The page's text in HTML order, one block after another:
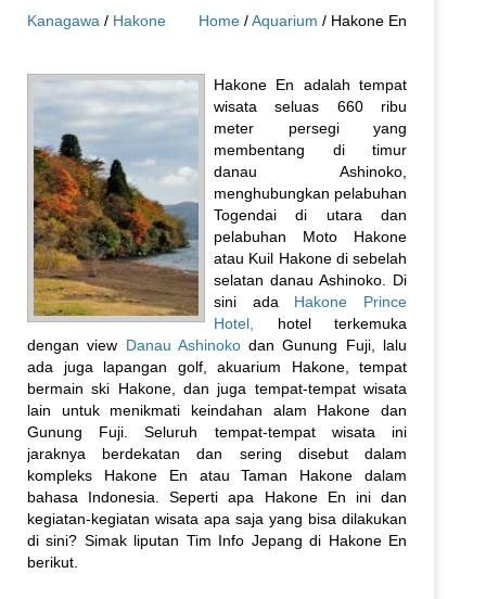
Kanagawa / Hakone Home /Aquarium / Hakone En
Hakone En adalah tempat
wisata seluas 660 ribu
meter persegi yang
membentang di timur
danau Ashinoko,
menghubungkan pelabuhan
Togendai di utara dan
pelabuhan Moto Hakone
atau Kuil Hakone di sebelah
selatan danau Ashinoko. Di
sini ada Hakone Prince
Hotel,
hotel terkemuka
dengan view Danau Ashinokodan Gunung Fuji, lalu
ada juga lapangan golf, akuarium Hakone, tempat
bermain ski Hakone, dan juga tempat-tempat wisata
lain untuk menikmati keindahan alam Hakone dan
Gunung Fuji. Seluruh tempat-tempat wisata ini
jaraknya berdekatan dan sering disebut dalam
kompleks Hakone En atau Taman Hakone dalam
bahasa Indonesia. Seperti apa Hakone En ini dan
kegiatan-kegiatan wisata apa saja yang bisa dilakukan
di sini? Simak liputan Tim Info Jepang di Hakone En
berikut.